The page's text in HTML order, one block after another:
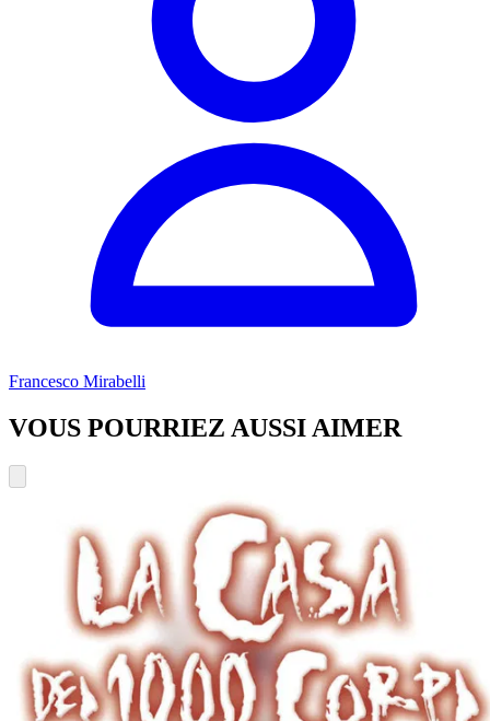
Francesco Mirabelli
VOUS POURRIEZ AUSSI AIMER